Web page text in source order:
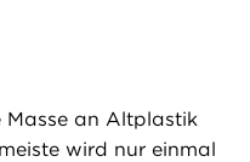
Masse an Altplastik
wird nur einmal